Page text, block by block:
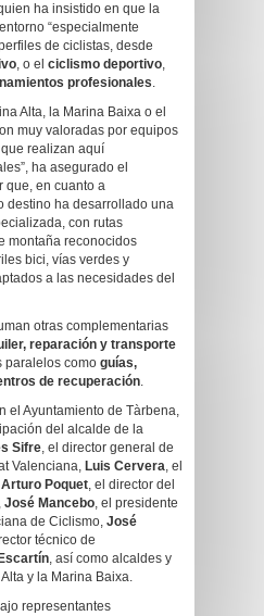
ha insistido en que la
“especialmente
de ciclistas, desde
, o el ciclismo deportivo,
profesionales.
Alta, la Marina Baixa o el
muy valoradas por equipos
realizan aquí
ha asegurado el
que, en cuanto a
destino ha desarrollado una
con rutas
montaña reconocidos
bici, vías verdes y
a las necesidades del
otras complementarias
reparación y transporte
paralelos como guías,
de recuperación.
el Ayuntamiento de Tàrbena,
del alcalde de la
Sifre, el director general de
Valenciana, Luis Cervera, el
Arturo Poquet, el director del
José Mancebo, el presidente
de Ciclismo, José
técnico de
, así como alcaldes y
y la Marina Baixa.
representantes